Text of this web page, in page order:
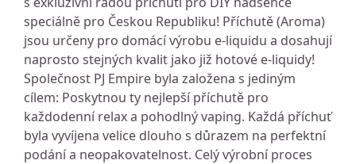
speciálně pro Českou Republiku! Příchutě (Aroma)
jsou určeny pro domácí výrobu e-liquidu a dosahují
naprosto stejných kvalit jako již hotové e-liquidy!
Společnost PJ Empire byla založena s jediným
cílem: Poskytnou ty nejlepší příchutě pro
každodenní relax a pohodlný vaping. Každá příchuť
byla vyvíjena velice dlouho s důrazem na perfektní
podání a neopakovatelnost. Celý výrobní proces